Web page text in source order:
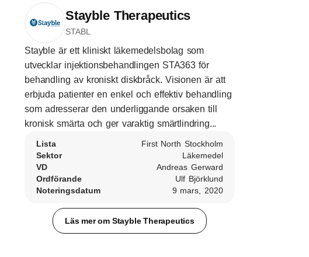
Stayble Therapeutics
STABL
Stayble är ett kliniskt läkemedelsbolag som
utvecklar injektionsbehandlingen STA363 för
behandling av kroniskt diskbråck. Visionen är att
erbjuda patienter en enkel och effektiv behandling
som adresserar den underliggande orsaken till
kronisk smärta och ger varaktig smärtlindring...
Lista
First North Stockholm
Sektor
Läkemedel
VD
Andreas Gerward
Ordförande
Ulf Björklund
Noteringsdatum
9 mars, 2020
Läs mer om Stayble Therapeutics